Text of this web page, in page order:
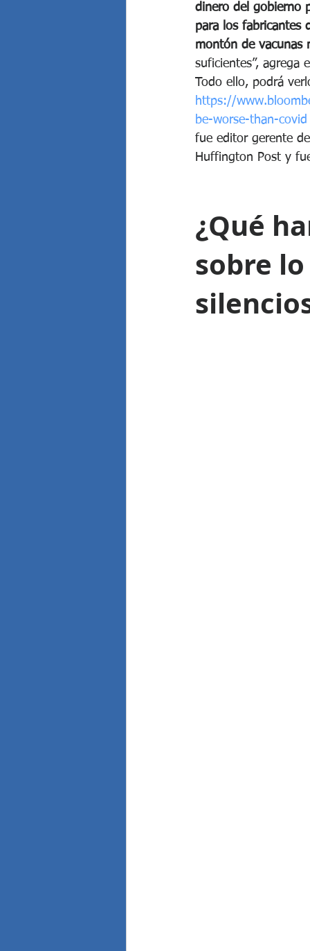
dinero del gobierno
para los fabricantes
montón de vacunas
suficientes”, agrega
Todo ello, podrá
https://
be-worse-than-covid
fue editor gerente
Huffington Post y
¿Qué
sobre